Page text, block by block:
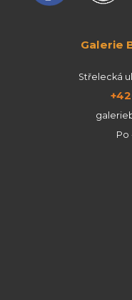
Galerie
Střelecká
Po